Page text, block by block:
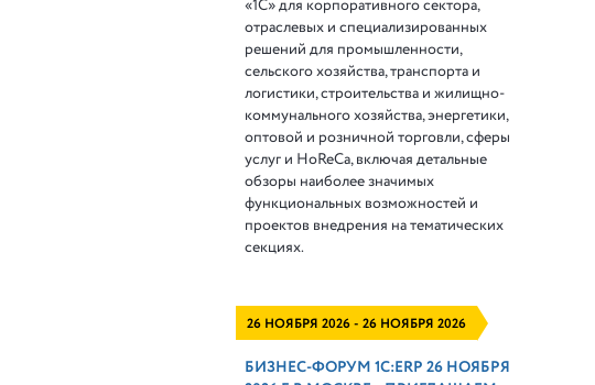
«1С» для корпоративного сектора,
отраслевых и специализированных
решений для промышленности,
сельского хозяйства, транспорта и
логистики, строительства и жилищно-
коммунального хозяйства, энергетики,
оптовой и розничной торговли, сферы
услуг и HoReCa, включая детальные
обзоры наиболее значимых
функциональных возможностей и
проектов внедрения на тематических
секциях.
26 НОЯБРЯ 2026 - 26 НОЯБРЯ 2026
БИЗНЕС-ФОРУМ 1С:ERP 26 НОЯБРЯ